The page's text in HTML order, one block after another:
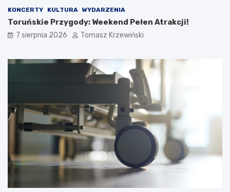
KONCERTY KULTURA WYDARZENIA
Toruńskie Przygody: Weekend Pełen Atrakcji!
7 sierpnia 2026 Tomasz Krzewiński